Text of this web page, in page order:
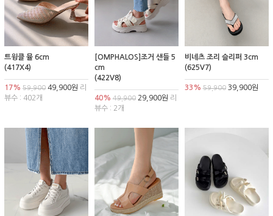
트윙클 뮬 6cm
(417X4)
17% 59,900 49,900원 리
뷰수 : 402개
[OMPHALOS]조거 샌들 5
cm
(422V8)
40% 49,90029,900원 리
뷰수 : 2개
비네츠 조리 슬리퍼 3cm
(625V7)
33% 59,90039,900원